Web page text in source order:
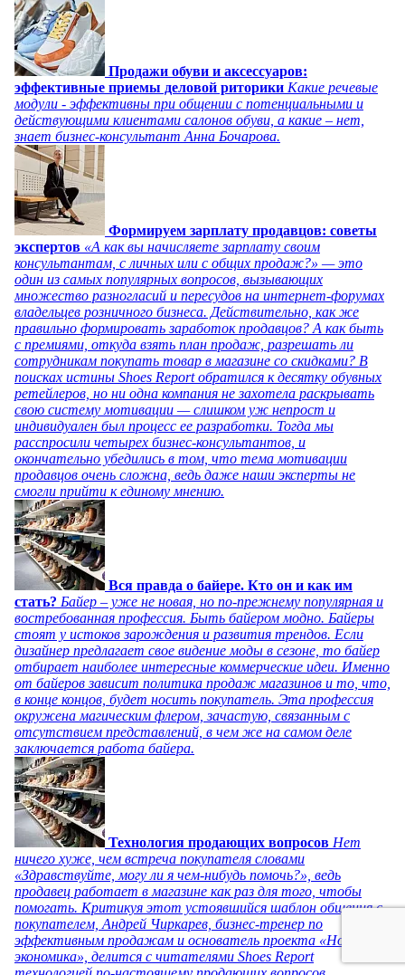
Продажи обуви и аксессуаров:
эффективные приемы деловой риторики Какие речевые
модули - эффективны при общении с потенциальными и
действующими клиентами салонов обуви, а какие – нет,
знает бизнес-консультант Анна Бочарова.
Формируем зарплату продавцов: советы
экспертов «А как вы начисляете зарплату своим
консультантам, с личных или с общих продаж?» — это
один из самых популярных вопросов, вызывающих
множество разногласий и пересудов на интернет-форумах
владельцев розничного бизнеса. Действительно, как же
правильно формировать заработок продавцов? А как быть
с премиями, откуда взять план продаж, разрешать ли
сотрудникам покупать товар в магазине со скидками? В
поисках истины Shoes Report обратился к десятку обувных
ретейлеров, но ни одна компания не захотела раскрывать
свою систему мотивации — слишком уж непрост и
индивидуален был процесс ее разработки. Тогда мы
расспросили четырех бизнес-консультантов, и
окончательно убедились в том, что тема мотивации
продавцов очень сложна, ведь даже наши эксперты не
смогли прийти к единому мнению.
Вся правда о байере. Кто он и как им
стать? Байер – уже не новая, но по-прежнему популярная и
востребованная профессия. Быть байером модно. Байеры
стоят у истоков зарождения и развития трендов. Если
дизайнер предлагает свое видение моды в сезоне, то байер
отбирает наиболее интересные коммерческие идеи. Именно
от байеров зависит политика продаж магазинов и то, что,
в конце концов, будет носить покупатель. Эта профессия
окружена магическим флером, зачастую, связанным с
отсутствием представлений, в чем же на самом деле
заключается работа байера.
Технология продающих вопросов Нет
ничего хуже, чем встреча покупателя словами
«Здравствуйте, могу ли я чем-нибудь помочь?», ведь
продавец работает в магазине как раз для того, чтобы
помогать. Критикуя этот устоявшийся шаблон общения с
покупателем, Андрей Чиркарев, бизнес-тренер по
эффективным продажам и основатель проекта «Новая
экономика», делится с читателями Shoes Report